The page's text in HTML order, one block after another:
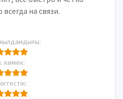
на связи.
көмек: